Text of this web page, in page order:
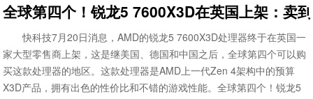
全球第四个！锐龙5 7600X3D在英国上架：卖
快科技7月20日消息，AMD的锐龙5 7600X3D处理器终于在英国一
家大型零售商上架，这是继美国、德国和中国之后，全球第四个可以购
买这款处理器的地区。这款处理器是AMD上一代Zen 4架构中的预算
X3D产品，拥有出色的性价比和不错的游戏性能。全球第四个！锐龙5